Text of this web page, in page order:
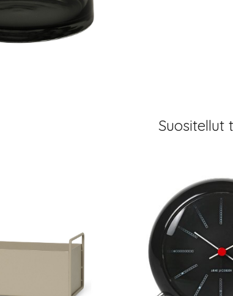
Suositellut